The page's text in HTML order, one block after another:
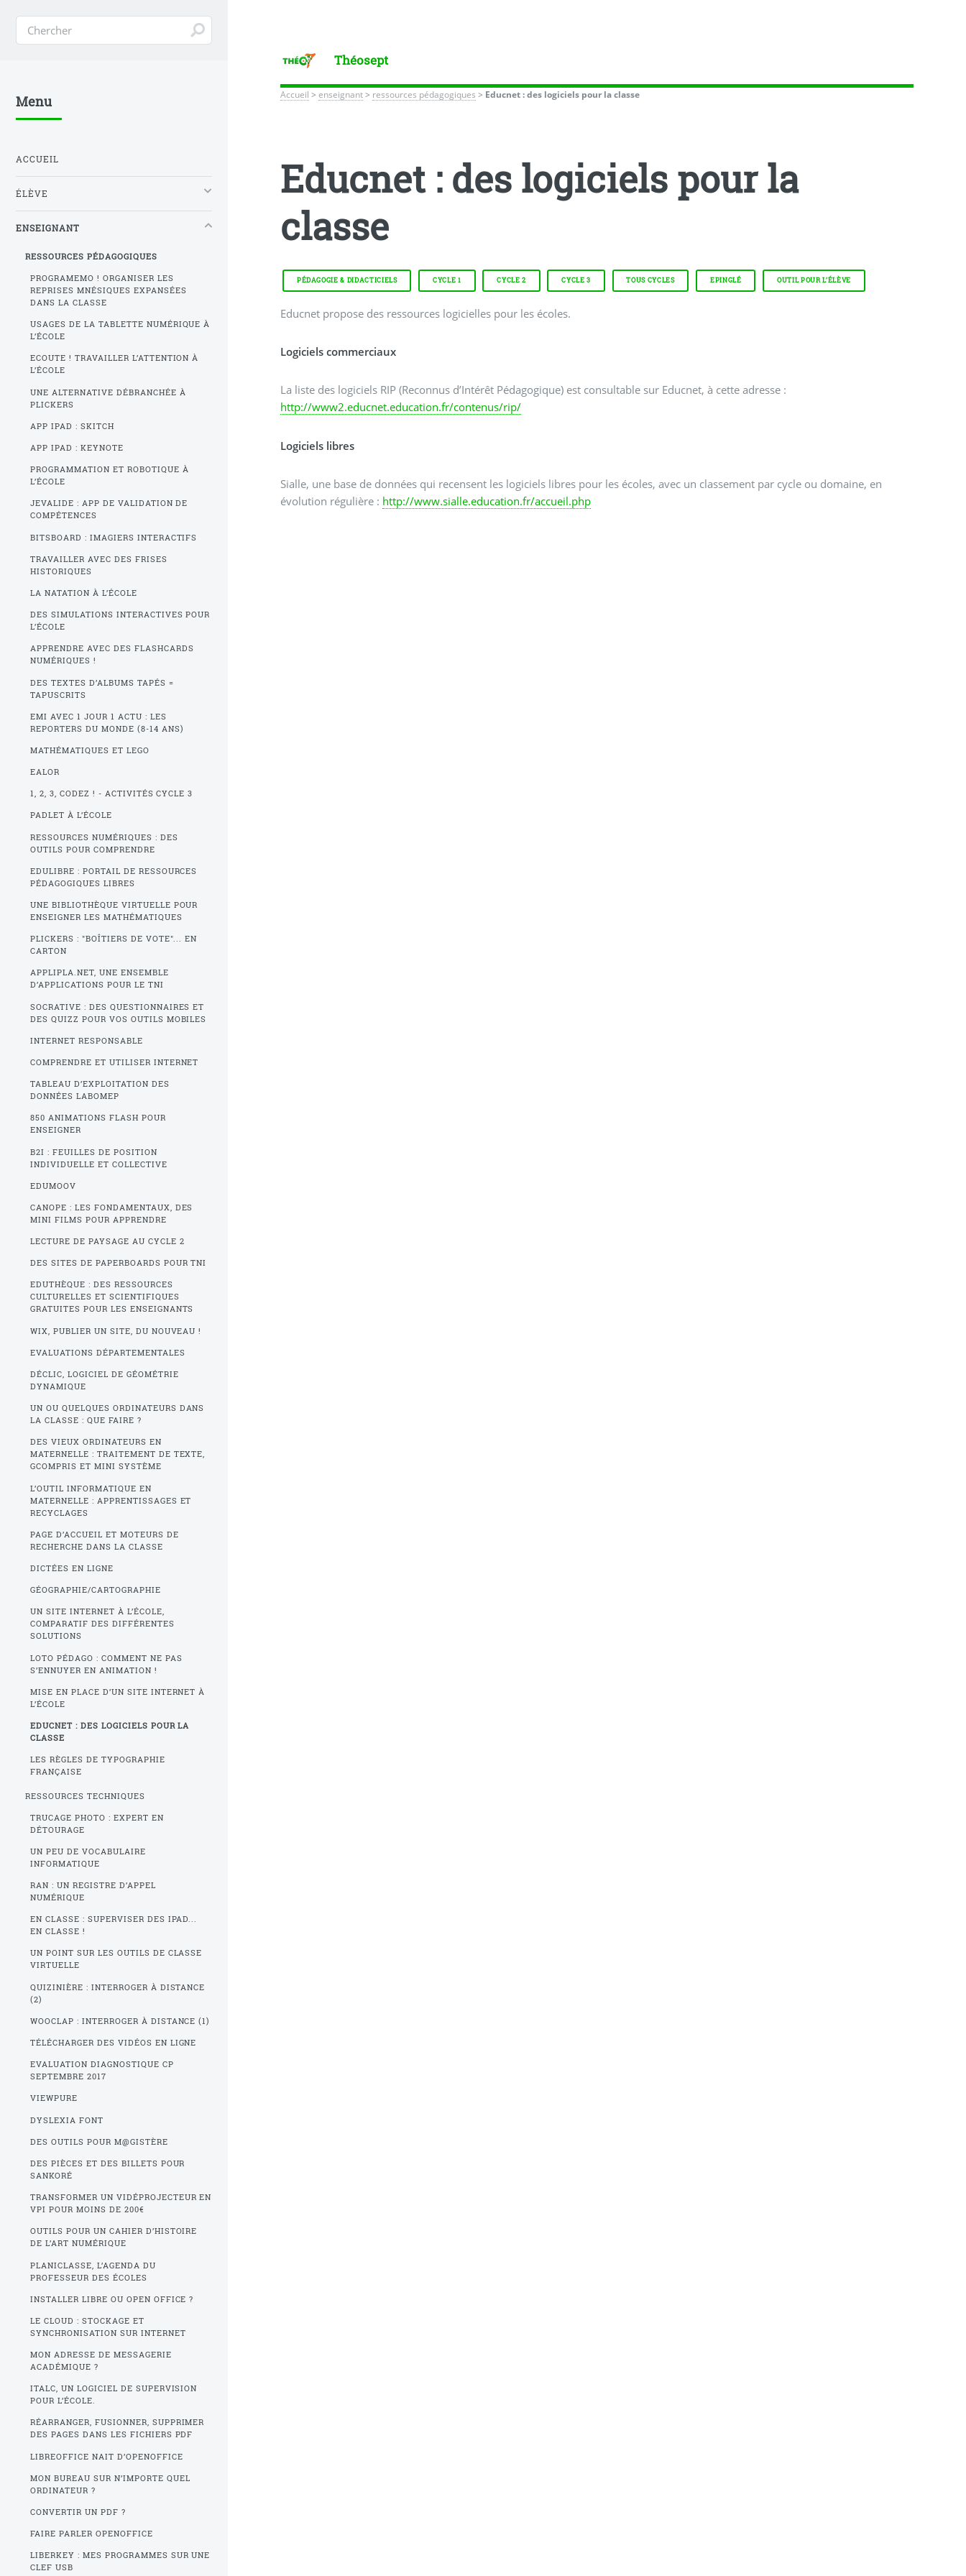
Théosept
Accueil >enseignant> ressources pédagogiques > Educnet : des logiciels pour la classe
Educnet : des logiciels pour la
classe
PÉDAGOGIE & DIDACTICIELS CYCLE 1 CYCLE 2 CYCLE 3 TOUS CYCLES EPINGLÉ OUTIL POUR L’ÉLÈVE
Educnet propose des ressources logicielles pour les écoles.
Logiciels commerciaux
La liste des logiciels RIP (Reconnus d’Intérêt Pédagogique) est consultable sur Educnet, à cette adresse :
http://www2.educnet.education.fr/contenus/rip/
Logiciels libres
Sialle, une base de données qui recensent les logiciels libres pour les écoles, avec un classement par cycle ou domaine, en
évolution régulière : http://www.sialle.education.fr/accueil.php
Menu
ACCUEIL
ÉLÈVE
ENSEIGNANT
RESSOURCES PÉDAGOGIQUES
PROGRAMEMO ! ORGANISER LES
REPRISES MNÉSIQUES EXPANSÉES
DANS LA CLASSE
USAGES DE LA TABLETTE NUMÉRIQUE À
L’ÉCOLE
ECOUTE ! TRAVAILLER L’ATTENTION À
L’ÉCOLE
UNE ALTERNATIVE DÉBRANCHÉE À
PLICKERS
APP IPAD : SKITCH
APP IPAD : KEYNOTE
PROGRAMMATION ET ROBOTIQUE À
L’ÉCOLE
JEVALIDE : APP DE VALIDATION DE
COMPÉTENCES
BITSBOARD : IMAGIERS INTERACTIFS
TRAVAILLER AVEC DES FRISES
HISTORIQUES
LA NATATION À L’ÉCOLE
DES SIMULATIONS INTERACTIVES POUR
L’ÉCOLE
APPRENDRE AVEC DES FLASHCARDS
NUMÉRIQUES !
DES TEXTES D’ALBUMS TAPÉS =
TAPUSCRITS
EMI AVEC 1 JOUR 1 ACTU : LES
REPORTERS DU MONDE (8-14 ANS)
MATHÉMATIQUES ET LEGO
EALOR
1, 2, 3, CODEZ ! - ACTIVITÉS CYCLE 3
PADLET À L’ÉCOLE
RESSOURCES NUMÉRIQUES : DES
OUTILS POUR COMPRENDRE
EDULIBRE : PORTAIL DE RESSOURCES
PÉDAGOGIQUES LIBRES
UNE BIBLIOTHÈQUE VIRTUELLE POUR
ENSEIGNER LES MATHÉMATIQUES
PLICKERS : "BOÎTIERS DE VOTE"... EN
CARTON
APPLIPLA.NET, UNE ENSEMBLE
D’APPLICATIONS POUR LE TNI
SOCRATIVE : DES QUESTIONNAIRES ET
DES QUIZZ POUR VOS OUTILS MOBILES
INTERNET RESPONSABLE
COMPRENDRE ET UTILISER INTERNET
TABLEAU D’EXPLOITATION DES
DONNÉES LABOMEP
850 ANIMATIONS FLASH POUR
ENSEIGNER
B2I : FEUILLES DE POSITION
INDIVIDUELLE ET COLLECTIVE
EDUMOOV
CANOPE : LES FONDAMENTAUX, DES
MINI FILMS POUR APPRENDRE
LECTURE DE PAYSAGE AU CYCLE 2
DES SITES DE PAPERBOARDS POUR TNI
EDUTHÈQUE : DES RESSOURCES
CULTURELLES ET SCIENTIFIQUES
GRATUITES POUR LES ENSEIGNANTS
WIX, PUBLIER UN SITE, DU NOUVEAU !
EVALUATIONS DÉPARTEMENTALES
DÉCLIC, LOGICIEL DE GÉOMÉTRIE
DYNAMIQUE
UN OU QUELQUES ORDINATEURS DANS
LA CLASSE : QUE FAIRE ?
DES VIEUX ORDINATEURS EN
MATERNELLE : TRAITEMENT DE TEXTE,
GCOMPRIS ET MINI SYSTÈME
L’OUTIL INFORMATIQUE EN
MATERNELLE : APPRENTISSAGES ET
RECYCLAGES
PAGE D’ACCUEIL ET MOTEURS DE
RECHERCHE DANS LA CLASSE
DICTÉES EN LIGNE
GÉOGRAPHIE/CARTOGRAPHIE
UN SITE INTERNET À L’ÉCOLE,
COMPARATIF DES DIFFÉRENTES
SOLUTIONS
LOTO PÉDAGO : COMMENT NE PAS
S’ENNUYER EN ANIMATION !
MISE EN PLACE D’UN SITE INTERNET À
L’ÉCOLE
EDUCNET : DES LOGICIELS POUR LA
CLASSE
LES RÈGLES DE TYPOGRAPHIE
FRANÇAISE
RESSOURCES TECHNIQUES
TRUCAGE PHOTO : EXPERT EN
DÉTOURAGE
UN PEU DE VOCABULAIRE
INFORMATIQUE
RAN : UN REGISTRE D’APPEL
NUMÉRIQUE
EN CLASSE : SUPERVISER DES IPAD...
EN CLASSE !
UN POINT SUR LES OUTILS DE CLASSE
VIRTUELLE
QUIZINIÈRE : INTERROGER À DISTANCE
(2)
WOOCLAP : INTERROGER À DISTANCE (1)
TÉLÉCHARGER DES VIDÉOS EN LIGNE
EVALUATION DIAGNOSTIQUE CP
SEPTEMBRE 2017
VIEWPURE
DYSLEXIA FONT
DES OUTILS POUR M@GISTÈRE
DES PIÈCES ET DES BILLETS POUR
SANKORÉ
TRANSFORMER UN VIDÉPROJECTEUR EN
VPI POUR MOINS DE 200€
OUTILS POUR UN CAHIER D’HISTOIRE
DE L’ART NUMÉRIQUE
PLANICLASSE, L’AGENDA DU
PROFESSEUR DES ÉCOLES
INSTALLER LIBRE OU OPEN OFFICE ?
LE CLOUD : STOCKAGE ET
SYNCHRONISATION SUR INTERNET
MON ADRESSE DE MESSAGERIE
ACADÉMIQUE ?
ITALC, UN LOGICIEL DE SUPERVISION
POUR L’ÉCOLE.
RÉARRANGER, FUSIONNER, SUPPRIMER
DES PAGES DANS LES FICHIERS PDF
LIBREOFFICE NAIT D’OPENOFFICE
MON BUREAU SUR N’IMPORTE QUEL
ORDINATEUR ?
CONVERTIR UN PDF ?
FAIRE PARLER OPENOFFICE
LIBERKEY : MES PROGRAMMES SUR UNE
CLEF USB